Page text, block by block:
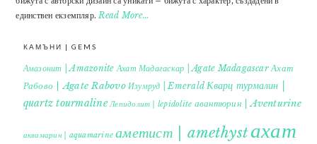
единствен екземпляр. Read More…
КАМЪНИ | GEMS
Амазонит | Amazonite Ахат Мадагаскар | Agate Madagascar Ахат
Рабово | Agate Rabovo Изумруд | Emerald Кварц турмалин |
quartz tourmaline Лепидолит | lepidolite авантюрин | Aventurine
аквамарин | aquamarine аметист | amethystахат